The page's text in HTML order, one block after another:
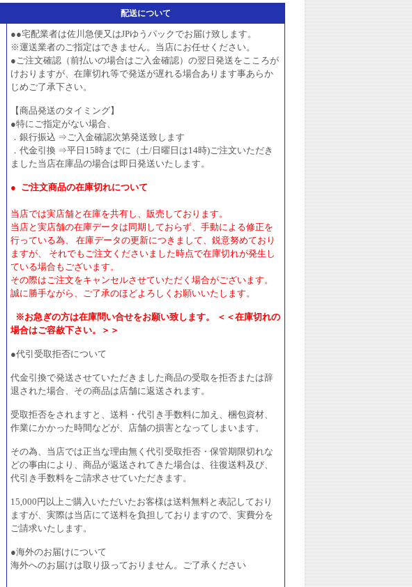
配送について
●●宅配業者は佐川急便又はJPゆうパックでお届け致します。
※運送業者のご指定はできません。当店にお任せください。
●ご注文確認（前払いの場合はご入金確認）の翌日発送をこころが
けおりますが、在庫切れ等で発送が遅れる場合あります事あらか
じめご了承下さい。
【商品発送のタイミング】
●特にご指定がない場合、
．銀行振込 ⇒ご入金確認次第発送致します
．代金引換 ⇒平日15時までに（土/日曜日は14時)ご注文いただき
ました当店在庫品の場合は即日発送いたします。
● ご注文商品の在庫切れについて
当店では実店舗と在庫を共有し、販売しております。
当店と実店舗の在庫データは同期しておらず、手動による修正を
行っている為、 在庫データの更新につきまして、鋭意努めており
ますが、 それでもご注文くださいました時点で在庫切れが発生し
ている場合もございます。
その際はご注文をキャンセルさせていただく場合がございます。
誠に勝手ながら、ご了承のほどよろしくお願いいたします。
※お急ぎの方は在庫問い合せをお願い致します。 ＜＜在庫切れの
場合はご容赦下さい。＞＞
●代引受取拒否について
代金引換で発送させていただきました商品の受取を拒否または辞
退された場合、その商品は店舗に返送されます。
受取拒否をされますと、送料・代引き手数料に加え、梱包資材、
作業にかかった時間などが、店舗の損害となってしまいます。
その為、当店では正当な理由無く代引受取拒否・保管期限切れな
どの事由により、商品が返送されてきた場合は、往復送料及び、
代引き手数料をご請求させていただきます。
15,000円以上ご購入いただいたお客様は送料無料と表記しており
ますが、実際は当店にて送料を負担しておりますので、実費分を
ご請求いたします。
●海外のお届けについて
海外へのお届けは取り扱っておりません。ご了承ください